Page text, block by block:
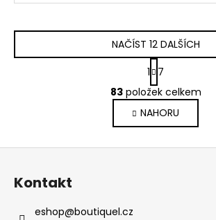
O
v
l
á
d
NAČÍST 12 DALŠÍCH
S
t
r
á
n
k
o
1
7
83položek celkem
NAHORU
Kontakt
eshop@boutiquel.cz